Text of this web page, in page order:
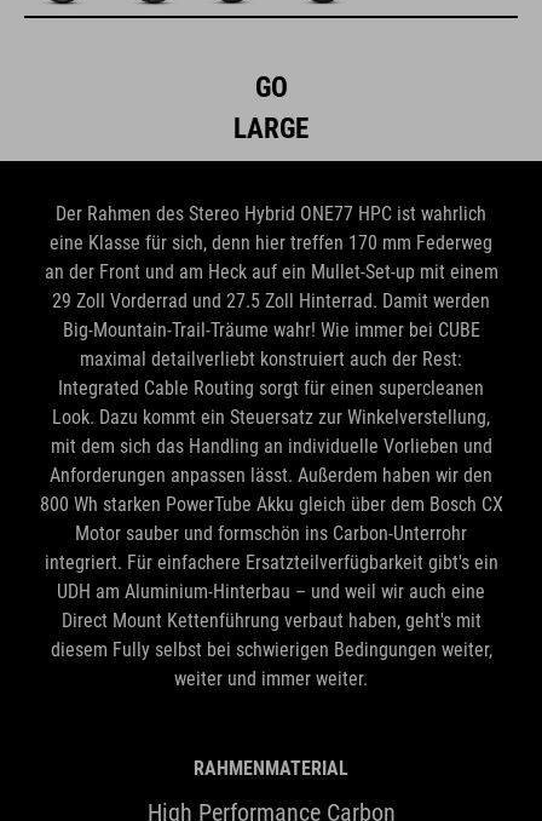
GO
LARGE
Der Rahmen des Stereo Hybrid ONE77 HPC ist wahrlich
eine Klasse für sich, denn hier treffen 170 mm Federweg
an der Front und am Heck auf ein Mullet-Set-up mit einem
29 Zoll Vorderrad und 27.5 Zoll Hinterrad. Damit werden
Big-Mountain-Trail-Träume wahr! Wie immer bei CUBE
maximal detailverliebt konstruiert auch der Rest:
Integrated Cable Routing sorgt für einen supercleanen
Look. Dazu kommt ein Steuersatz zur Winkelverstellung,
mit dem sich das Handling an individuelle Vorlieben und
Anforderungen anpassen lässt. Außerdem haben wir den
800 Wh starken PowerTube Akku gleich über dem Bosch CX
Motor sauber und formschön ins Carbon-Unterrohr
integriert. Für einfachere Ersatzteilverfügbarkeit gibt's ein
UDH am Aluminium-Hinterbau – und weil wir auch eine
Direct Mount Kettenführung verbaut haben, geht's mit
diesem Fully selbst bei schwierigen Bedingungen weiter,
weiter und immer weiter.
RAHMENMATERIAL
High Performance Carbon